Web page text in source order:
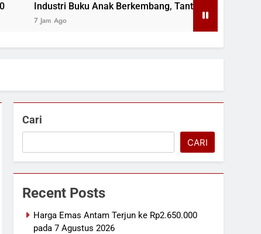
Buku Anak Berkembang, Tantangan Budaya
Cari
CARI
Recent Posts
Harga Emas Antam Terjun ke Rp2.650.000
pada 7 Agustus 2026